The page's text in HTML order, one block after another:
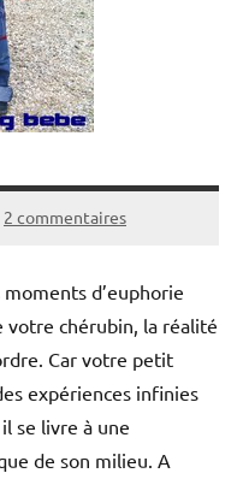
2 commentaires
d’euphorie
votre chérubin, la réalité
Car votre petit
expériences infinies
se livre à une
de son milieu. A